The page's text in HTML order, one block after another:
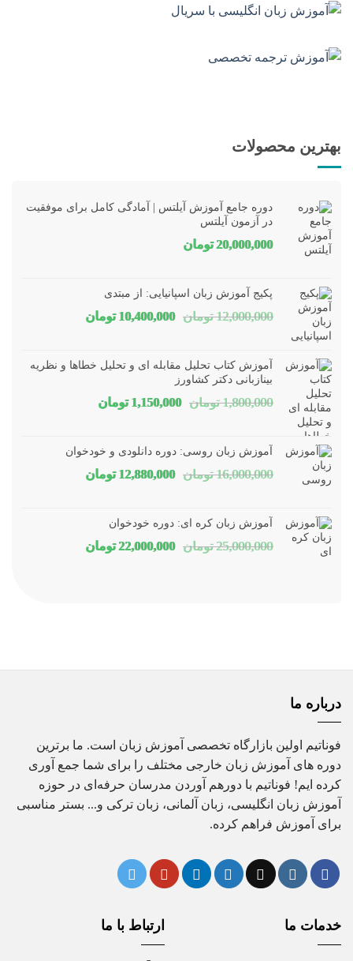
بهترین محصولات
دوره جامع آموزش آیلتس | آمادگی کامل برای موفقیت
در آزمون آیلتس
20,000,000 تومان
پکیج آموزش زبان اسپانیایی: از مبتدی
12,000,000 تومان قیمت
بود.
10,400,000 تومانقیمت
است.
آموزش کتاب تحلیل مقابله ای و تحلیل خطاها و نظریه
بینازبانی دکتر کشاورز
1,800,000 تومان قیمت
بود.
1,150,000 تومانقیمت
است.
آموزش زبان روسی: دوره دانلودی و خودخوان
16,000,000 تومان قیمت
بود.
12,880,000 تومانقیمت
آموزش زبان کره ای: دوره خودخوان
25,000,000 تومان قیمت
22,000,000 تومانقیمت
درباره ما
فوناتیم اولین بازارگاه تخصصی آموزش زبان است. ما برترین
دوره های آموزش زبان خارجی مختلف را برای شما جمع آوری
کرده ایم! فوناتیم با دورهم آوردن مدرسان حرفه‌ای در حوزه
آموزش زبان انگلیسی، زبان آلمانی، زبان ترکی و... بستر مناسبی
برای آموزش فراهم کرده.
خدمات ما ارتباط با ما